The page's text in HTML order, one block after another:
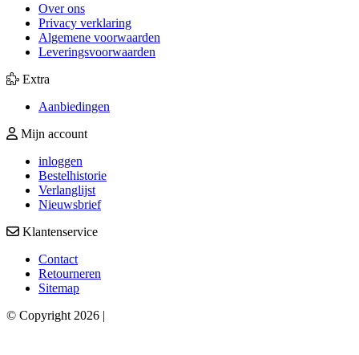
Over ons
Privacy verklaring
Algemene voorwaarden
Leveringsvoorwaarden
Extra
Aanbiedingen
Mijn account
inloggen
Bestelhistorie
Verlanglijst
Nieuwsbrief
Klantenservice
Contact
Retourneren
Sitemap
© Copyright 2026 |